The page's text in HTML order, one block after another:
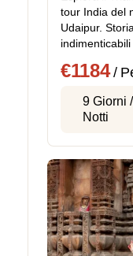
tour India del
Udaipur.
indimenticabili
€1184/
9 Giorni
Notti